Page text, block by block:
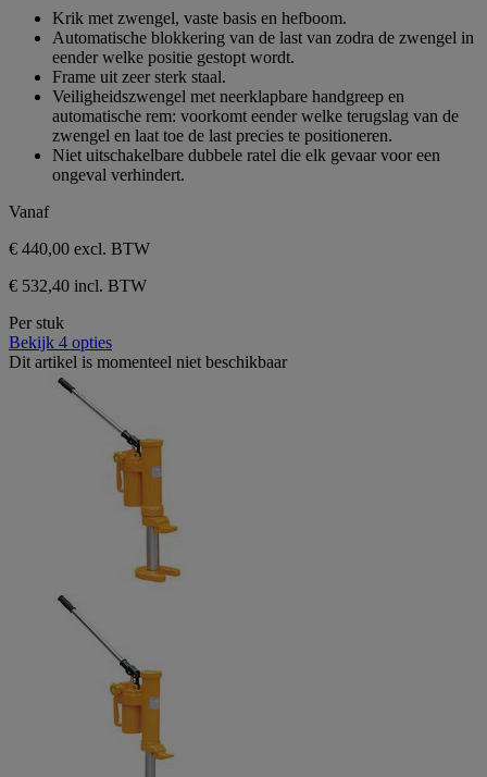
beoordelingen
sterren.
beoordelingen
Krik met zwengel, vaste basis en hefboom.
Automatische blokkering van de last van zodra de zwengel in
eender welke positie gestopt wordt.
Frame uit zeer sterk staal.
Veiligheidszwengel met neerklapbare handgreep en
automatische rem: voorkomt eender welke terugslag van de
zwengel en laat toe de last precies te positioneren.
Niet uitschakelbare dubbele ratel die elk gevaar voor een
ongeval verhindert.
Vanaf
€ 440,00 excl. BTW
€ 532,40 incl. BTW
Per stuk
Bekijk 4 opties
Dit artikel is momenteel niet beschikbaar